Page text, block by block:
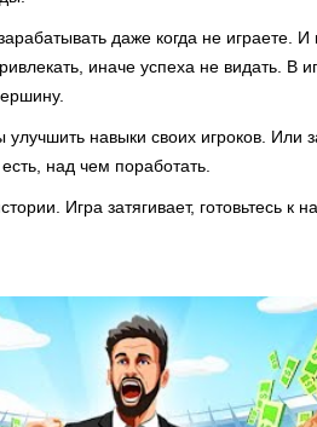
даже когда не играете.
иначе успеха не видать. В
навыки своих игроков. Или
над чем поработать.
Игра затягивает, готовьтесь к